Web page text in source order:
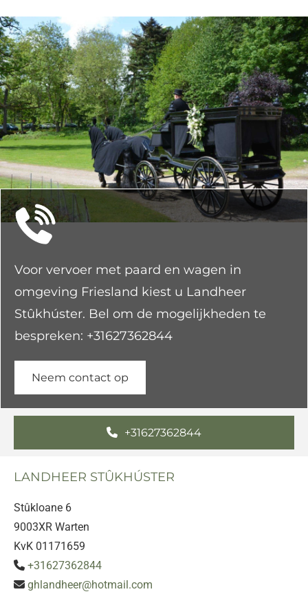
Voor vervoer met paard en wagen in
omgeving Friesland kiest u Landheer
Stûkhúster. Bel om de mogelijkheden te
bespreken: +31627362844
Neem contact op
+31627362844
LANDHEER STÛKHÚSTER
Stûkloane 6
9003XR Warten
KvK 01171659
 +31627362844
 ghlandheer@hotmail.com